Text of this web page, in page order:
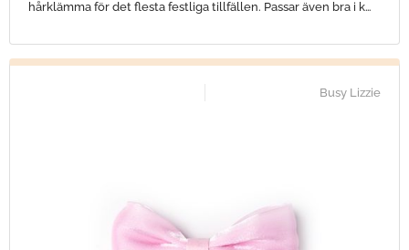
hårklämma för det flesta festliga tillfällen. Passar även bra i k…
Busy Lizzie